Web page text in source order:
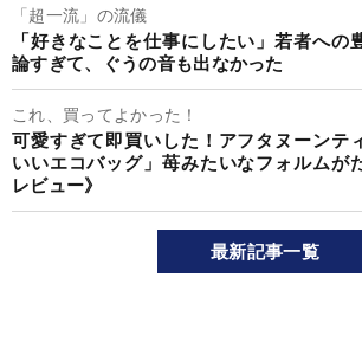
「超一流」の流儀
「好きなことを仕事にしたい」若者への
論すぎて、ぐうの音も出なかった
これ、買ってよかった！
可愛すぎて即買いした！アフタヌーンテ
いいエコバッグ」苺みたいなフォルムが
レビュー》
最新記事一覧